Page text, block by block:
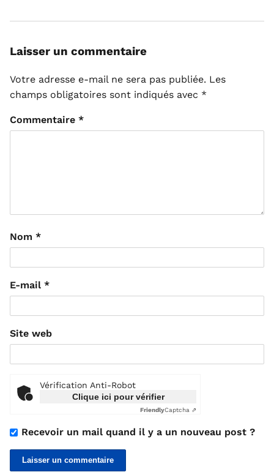
Laisser un commentaire
Votre adresse e-mail ne sera pas publiée. Les
champs obligatoires sont indiqués avec *
Commentaire *
Nom *
E-mail *
Site web
Vérification Anti-Robot
Clique ici pour vérifier
FriendlyCaptcha ⇗
Recevoir un mail quand il y a un nouveau post ?